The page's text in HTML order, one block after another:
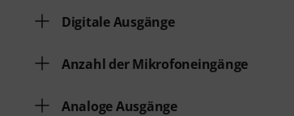
Digitale Ausgänge
Anzahl der Mikrofoneingänge
Analoge Ausgänge